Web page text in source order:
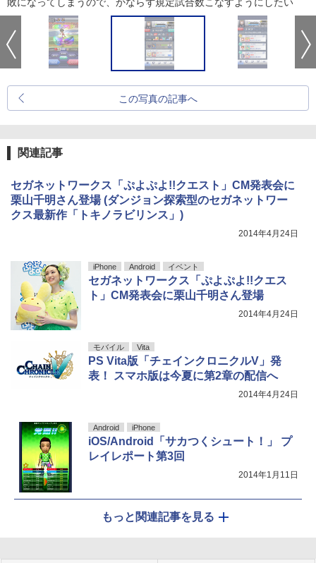
この写真の記事へ
関連記事
セガネットワークス「ぷよぷよ!!クエスト」CM発表会に
栗山千明さん登場 (ダンジョン探索型のセガネットワー
クス最新作「トキノラビリンス」)
2014年4月24日
iPhone Android イベント
セガネットワークス「ぷよぷよ!!クエス
ト」CM発表会に栗山千明さん登場
2014年4月24日
モバイル Vita
PS Vita版「チェインクロニクルV」発
表！ スマホ版は今夏に第2章の配信へ
2014年4月24日
Android iPhone
iOS/Android「サカつくシュート！」 プ
レイレポート第3回
2014年1月11日
もっと関連記事を見る